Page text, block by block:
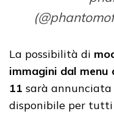
La possibilità di
immagini dal
11 sarà annunciata
disponibile per